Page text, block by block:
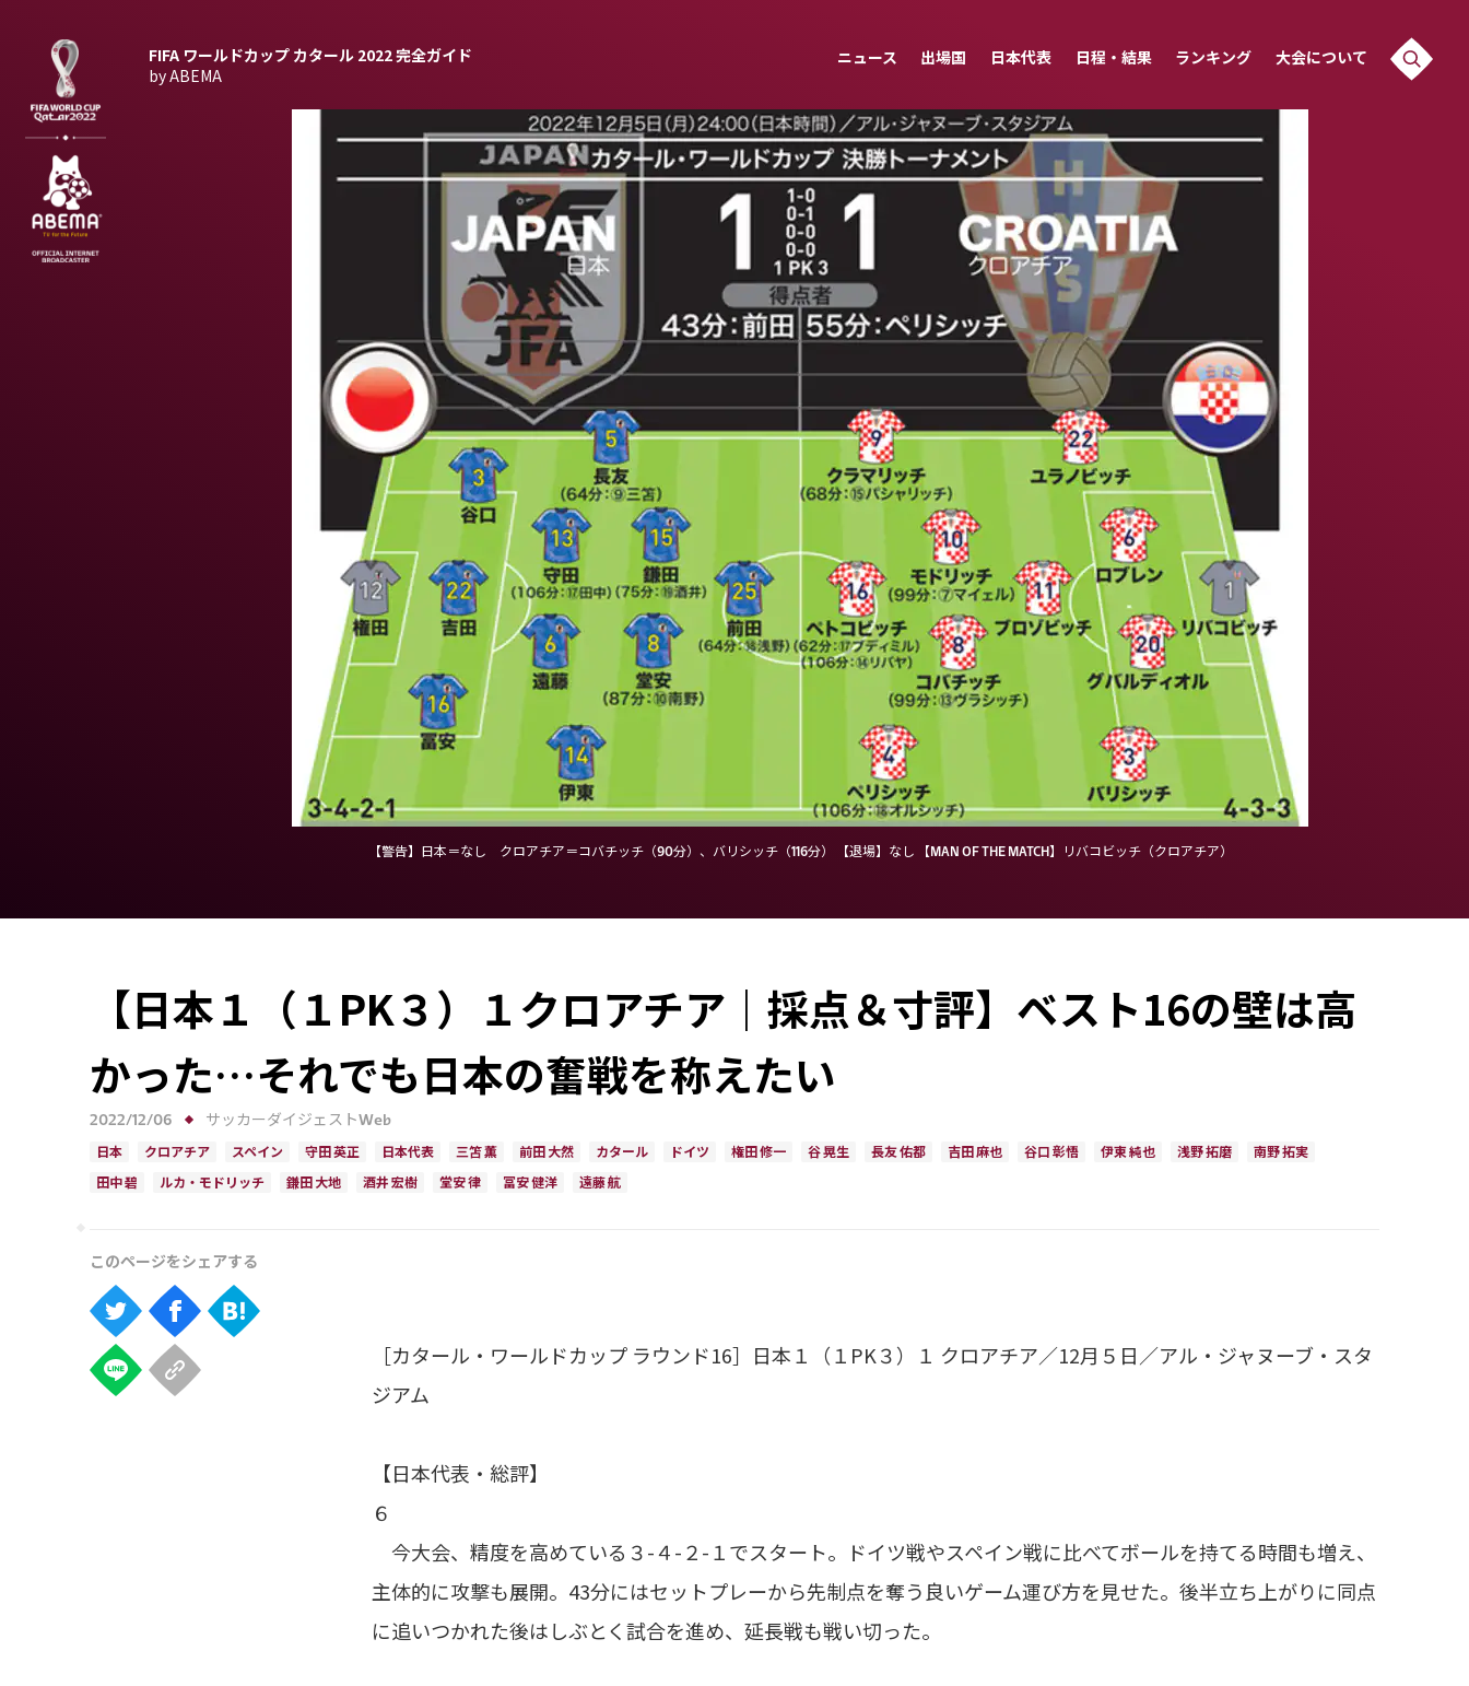
FIFA ワールドカップ カタール 2022完全ガイド
by ABEMA
ニュース 出場国 日本代表 日程・結果 ランキング 大会について
【警告】日本＝なし クロアチア＝コバチッチ（90分）、バリシッチ（116分） 【退場】なし 【MAN OF THE MATCH】リバコビッチ（クロアチア）
【日本１（１PK３）１クロアチア｜採点＆寸評】ベスト16の壁は高
かった…それでも日本の奮戦を称えたい
2022/12/06 サッカーダイジェストWeb
日本 クロアチア スペイン 守田 英正 日本代表 三笘 薫 前田 大然 カタール ドイツ 権田 修一 谷 晃生 長友 佑都 吉田 麻也 谷口 彰悟 伊東 純也 浅野 拓磨 南野 拓実
田中 碧 ルカ・モドリッチ 鎌田 大地 酒井 宏樹 堂安 律 冨安 健洋 遠藤 航
［カタール・ワールドカップ ラウンド16］日本１（１PK３）１ クロアチア／12月５日／アル・ジャヌーブ・スタ
ジアム
【日本代表・総評】
６
今大会、精度を高めている３-４-２-１でスタート。ドイツ戦やスペイン戦に比べてボールを持てる時間も増え、
主体的に攻撃も展開。43分にはセットプレーから先制点を奪う良いゲーム運び方を見せた。後半立ち上がりに同点
に追いつかれた後はしぶとく試合を進め、延長戦も戦い切った。